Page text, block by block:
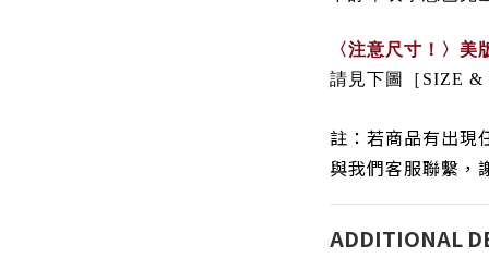
〈注意尺寸！〉
美
請見下圖［SIZE
註： 若商品有出現
與我們客服聯繫，
ADDITIONAL